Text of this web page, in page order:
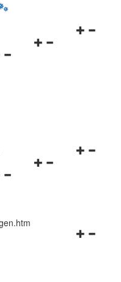
Navigationsmenü
Navigationsmenü